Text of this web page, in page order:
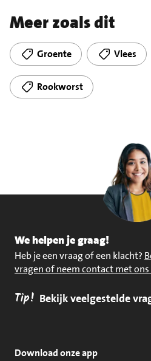
Meer zoals dit
Groente Vlees
Rookworst
We helpen je graag!
Heb je een vraag of een klacht?
vragen of neem contact met
Tip! Bekijk veelgestelde
Download onze app